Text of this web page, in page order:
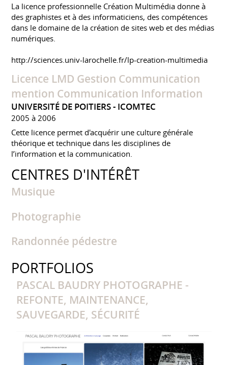
La licence professionnelle Création Multimédia donne à
des graphistes et à des informaticiens, des compétences
dans le domaine de la création de sites web et des médias
numériques.
http://sciences.univ-larochelle.fr/lp-creation-multimedia
Licence LMD Gestion Communication
mention Communication Information
UNIVERSITÉ DE POITIERS - ICOMTEC
2005 à 2006
Cette licence permet d'acquérir une culture générale
théorique et technique dans les disciplines de
l’information et la communication.
CENTRES D'INTÉRÊT
Musique
Photographie
Randonnée pédestre
PORTFOLIOS
PASCAL BAUDRY PHOTOGRAPHE -
REFONTE, MAINTENANCE,
SAUVEGARDE, SÉCURITÉ